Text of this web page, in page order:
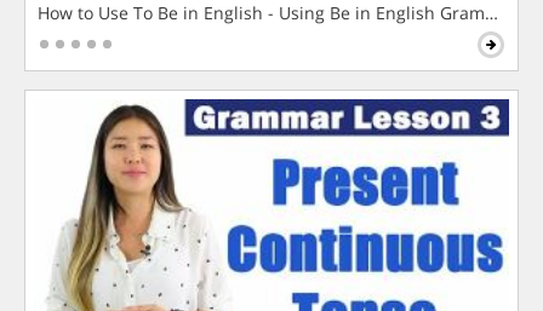
How to Use To Be in English - Using Be in English Grammar